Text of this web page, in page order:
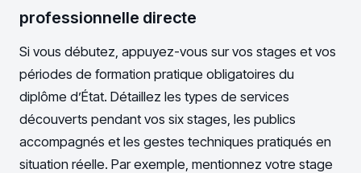
professionnelle directe
Si vous débutez, appuyez-vous sur vos stages et vos
périodes de formation pratique obligatoires du
diplôme d’État. Détaillez les types de services
découverts pendant vos six stages, les publics
accompagnés et les gestes techniques pratiqués en
situation réelle. Par exemple, mentionnez votre stage